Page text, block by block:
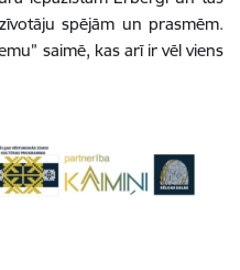
spējām un prasmēm.
saimē, kas arī ir vēl viens